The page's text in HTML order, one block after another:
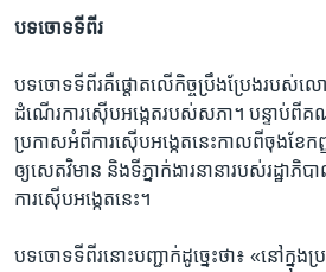
បទ​ចោទ​ទី​ពីរ
បទ​ចោទ​ទី​ពីរ​គឺ​ផ្ដោត​លើ​កិច្ច​ប្រឹងប្រែង​របស់​លោ
ដំណើរ​ការ​ស៊ើប​អង្កេត​របស់​សភា។ បន្ទាប់ពី​
ប្រកាស​អំពី​ការ​ស៊ើប​អង្កេត​នេះ​កាល​ពី​ចុង​ខែ​ក
ឲ្យ​សេតវិមាន និង​ទីភ្នាក់ងារ​នានា​របស់​រដ្ឋ
ការ​ស៊ើប​អង្កេត​នេះ។
បទ​ចោទ​ទី​ពីរ​នោះ​បញ្ជាក់​ដូច្នេះ​ថា៖ «នៅ​ក្នុង​ប្